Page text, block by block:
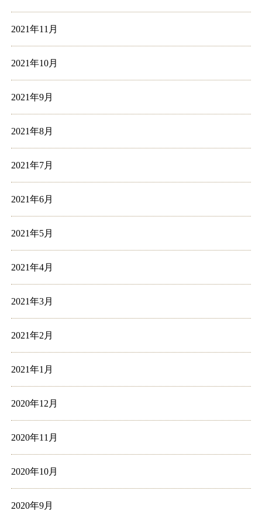
2021年11月
2021年10月
2021年9月
2021年8月
2021年7月
2021年6月
2021年5月
2021年4月
2021年3月
2021年2月
2021年1月
2020年12月
2020年11月
2020年10月
2020年9月